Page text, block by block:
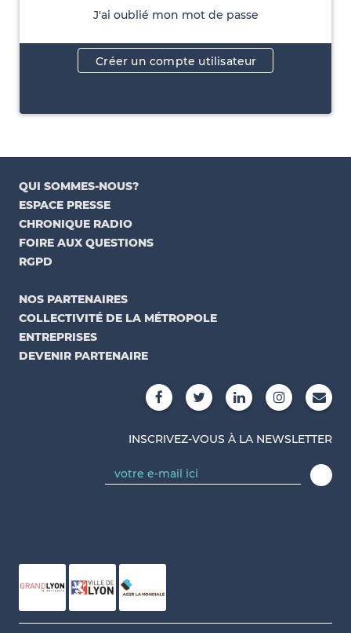
J'ai oublié mon mot de passe
Créer un compte utilisateur
QUI SOMMES-NOUS?
ESPACE PRESSE
CHRONIQUE RADIO
FOIRE AUX QUESTIONS
RGPD
NOS PARTENAIRES
COLLECTIVITÉ DE LA MÉTROPOLE
ENTREPRISES
DEVENIR PARTENAIRE
INSCRIVEZ-VOUS À LA NEWSLETTER